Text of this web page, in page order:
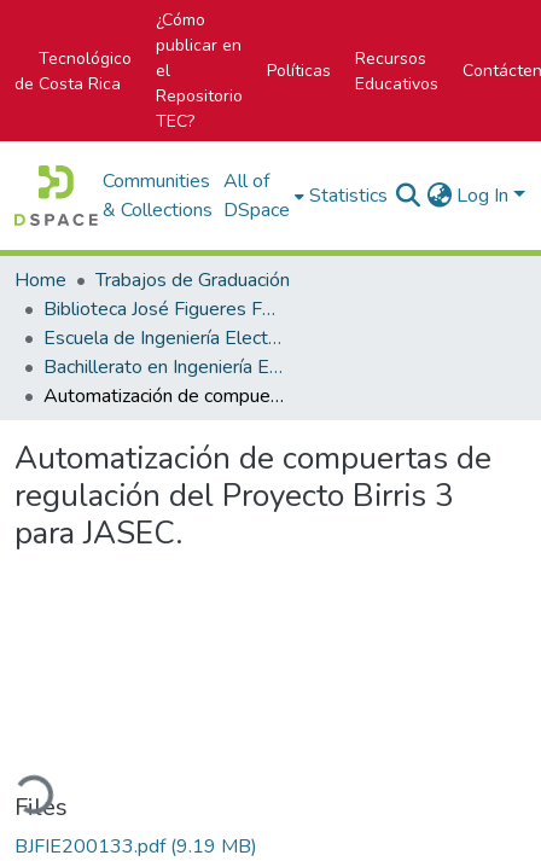
Tecnológico
de Costa Rica
¿Cómo
publicar en
el
Repositorio
TEC?
Políticas
Recursos
Educativos
Communities
& Collections
All of
DSpace
Statistics Log In
Home
Trabajos de Graduación
Biblioteca José Figueres Ferrer
Escuela de Ingeniería Electrónica
Bachillerato en Ingeniería Electrónica
Automatización de compuertas de regulación del Proyecto Birris 3 para JASEC.
Automatización de compuertas de
regulación del Proyecto Birris 3
para JASEC.
Loading...
Files
BJFIE200133.pdf(9.19 MB)